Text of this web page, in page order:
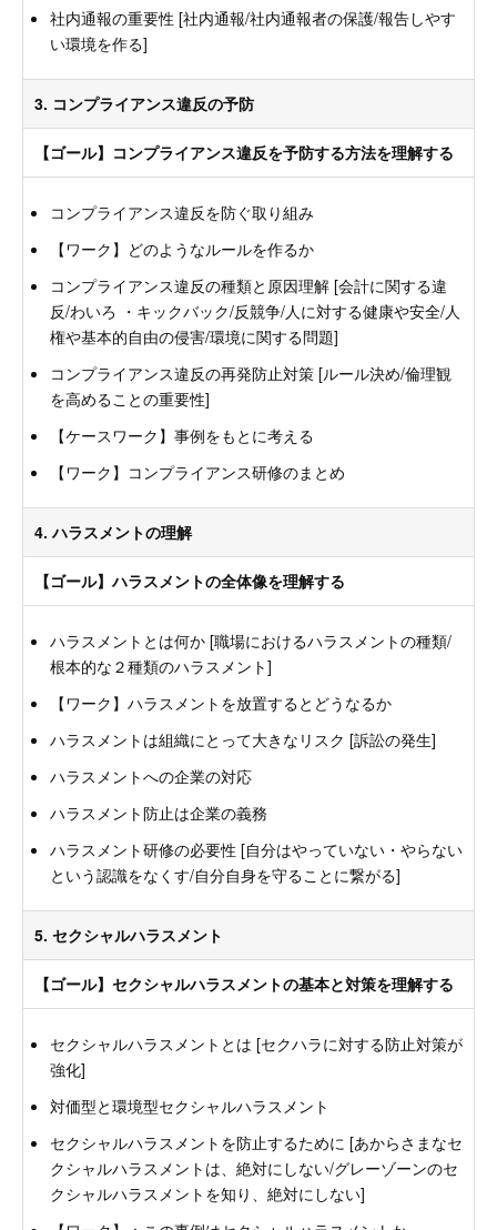
社内通報の重要性 [社内通報/社内通報者の保護/報告しやす
い環境を作る]
3. コンプライアンス違反の予防
【ゴール】コンプライアンス違反を予防する方法を理解する
コンプライアンス違反を防ぐ取り組み
【ワーク】どのようなルールを作るか
コンプライアンス違反の種類と原因理解 [会計に関する違
反/わいろ ・キックバック/反競争/人に対する健康や安全/人
権や基本的自由の侵害/環境に関する問題]
コンプライアンス違反の再発防止対策 [ルール決め/倫理観
を高めることの重要性]
【ケースワーク】事例をもとに考える
【ワーク】コンプライアンス研修のまとめ
4. ハラスメントの理解
【ゴール】ハラスメントの全体像を理解する
ハラスメントとは何か [職場におけるハラスメントの種類/
根本的な２種類のハラスメント]
【ワーク】ハラスメントを放置するとどうなるか
ハラスメントは組織にとって大きなリスク [訴訟の発生]
ハラスメントへの企業の対応
ハラスメント防止は企業の義務
ハラスメント研修の必要性 [自分はやっていない・やらない
という認識をなくす/自分自身を守ることに繋がる]
5. セクシャルハラスメント
【ゴール】セクシャルハラスメントの基本と対策を理解する
セクシャルハラスメントとは [セクハラに対する防止対策が
強化]
対価型と環境型セクシャルハラスメント
セクシャルハラスメントを防止するために [あからさまなセ
クシャルハラスメントは、絶対にしない/グレーゾーンのセ
クシャルハラスメントを知り、絶対にしない]